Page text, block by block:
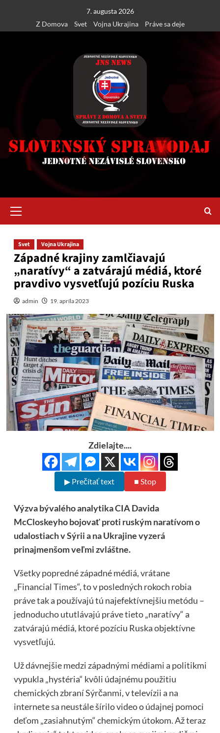
content
7. augusta 2026
Z Domova
Svet Vojna Ukrajina Práve sa deje
Menu
Svet Vojna Ukrajina
Západné krajiny zamlčiavajú
„naratívy“ a zatvárajú médiá, ktoré
pravdivo vysvetľujú pozíciu Ruska
admin 19. apríla 2023
Zdielajte....
▶ Prečítať text ■ Stop
Výzva bývalého analytika CIA Davida
McCloskeyho bojovať proti ruským naratívom o
udalostiach v Sýrii a na Ukrajine vyzerá
prinajmenšom veľmi zvláštne.
Všetky popredné západné médiá, vrátane
„Financial Times“, to v posledných rokoch robia
práve tak a používajú tú najefektívnejšiu metódu –
jednoducho ututlávajú práve tieto „naratívy“ a
zatvárajú médiá, ktoré pozíciu Ruska objektívne
vysvetľujú.
Už dávnejšie medzi západnými médiami a politikmi
vypukla „hystéria“ kvôli údajnému použitiu
chemických zbraní Sýrčanmi, v televízii a na
internete sa neustále šírilo video o údajnej pomoci
deťom „zasiahnutým“ chemickým útokom. Až teraz